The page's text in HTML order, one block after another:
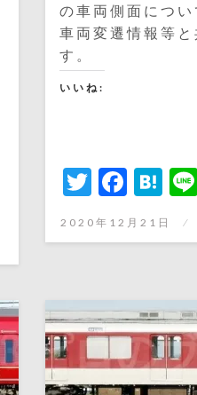
の車両側面につ
車両変遷情報等
す。
いいね:
Twitter
投
日:
2020年12月21日